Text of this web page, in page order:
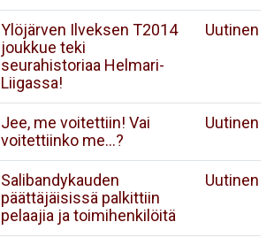
Ylöjärven Ilveksen T2014
joukkue teki
seurahistoriaa Helmari-
Liigassa!
Uutinen
Jee, me voitettiin! Vai
voitettiinko me...?
Uutinen
Salibandykauden
päättäjäisissä palkittiin
pelaajia ja toimihenkilöitä
Uutinen